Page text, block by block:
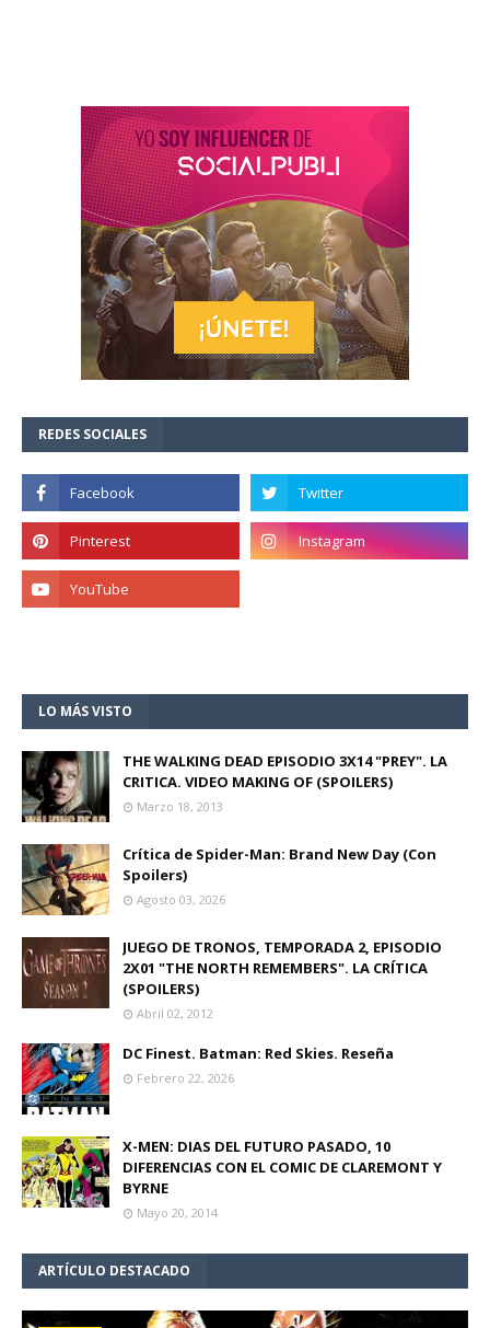
REDES SOCIALES
LO MÁS VISTO
THE WALKING DEAD EPISODIO 3X14 "PREY". LA
CRITICA. VIDEO MAKING OF (SPOILERS)
Marzo 18, 2013
Crítica de Spider-Man: Brand New Day (Con
Spoilers)
Agosto 03, 2026
JUEGO DE TRONOS, TEMPORADA 2, EPISODIO
2X01 "THE NORTH REMEMBERS". LA CRÍTICA
(SPOILERS)
Abril 02, 2012
DC Finest. Batman: Red Skies. Reseña
Febrero 22, 2026
X-MEN: DIAS DEL FUTURO PASADO, 10
DIFERENCIAS CON EL COMIC DE CLAREMONT Y
BYRNE
Mayo 20, 2014
ARTÍCULO DESTACADO